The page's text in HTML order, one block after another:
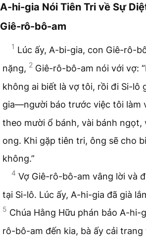
A-hi-gia Nói Tiên Tri về Sự
Giê-rô-bô-am
1 Lúc ấy, A-bi-gia, con Giê-rô-
nặng, 2 Giê-rô-bô-am nói với vợ:
không ai biết là vợ tôi, rồi đi Si-lô
gia—người báo trước việc tôi làm
theo mười ổ bánh, vài bánh ngọt,
ong. Khi gặp tiên tri, ông sẽ cho
không.”
4 Vợ Giê-rô-bô-am vâng lời và
tại Si-lô. Lúc ấy, A-hi-gia đã già
5 Chúa Hằng Hữu phán bảo A-hi-
rô-bô-am đến kia, bà ấy cải